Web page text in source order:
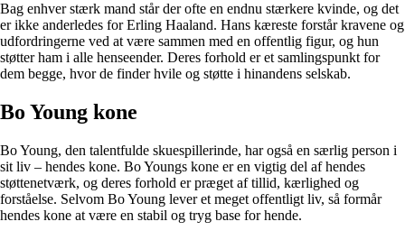
Bag enhver stærk mand står der ofte en endnu stærkere kvinde, og det
er ikke anderledes for Erling Haaland. Hans kæreste forstår kravene og
udfordringerne ved at være sammen med en offentlig figur, og hun
støtter ham i alle henseender. Deres forhold er et samlingspunkt for
dem begge, hvor de finder hvile og støtte i hinandens selskab.
Bo Young kone
Bo Young, den talentfulde skuespillerinde, har også en særlig person i
sit liv – hendes kone. Bo Youngs kone er en vigtig del af hendes
støttenetværk, og deres forhold er præget af tillid, kærlighed og
forståelse. Selvom Bo Young lever et meget offentligt liv, så formår
hendes kone at være en stabil og tryg base for hende.